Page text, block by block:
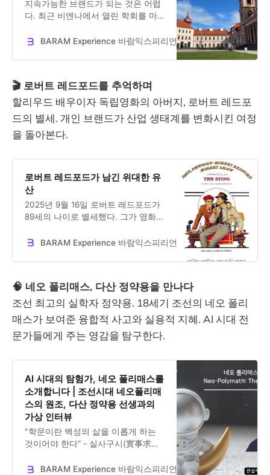
지속가능한 브랜드가 되는 것은 어렵
다. 최근 비엔나에서 열린 학회를 마
지역에서 발견한 인사이트를 공유합
로 혁신의 다른 모습입니다.
BARAM Experience 바람익스피리언스 Dr. Jooseok Oh
🎬 로버트 레드포드를 추억하며
할리우드 배우이자 독립영화의 아버지, 로버트 레드포
드의 별세. 개인 브랜드가 산업 생태계를 변화시킨 여정
을 돌아본다.
로버트 레드포드가 남긴 위대한 유
산
2025년 9월 16일 로버트 레드포드가
89세의 나이로 별세했다. 그가 영화에
들에게 다양한 경험을 제공했다. 감독
그의 가장 위대한 유산은 스크린 밖에
BARAM Experience 바람익스피리언스 Dr. Jooseok Oh
🧠 네오 폴리매스, 다산 정약용을 만나다
조선 최고의 실학자 정약용. 18세기 조선의 네오 폴리
매스가 보여준 융합적 사고와 실용적 지혜. AI 시대 전
문가들에게 주는 영감을 탐구한다.
AI 시대의 탐험가, 네오 폴리매스를
소개합니다 | 조선시대 네오폴리매
스의 원조, 다산 정약용 선생과의
가상 인터뷰
″학문이란 백성의 삶을 이롭게 하는
것이어야 한다” - 실사구시(實事求是)
조선 최고의 지식융합형 인재, 다산
BARAM Experience 바람익스피리언스 Dr. Jooseok Oh